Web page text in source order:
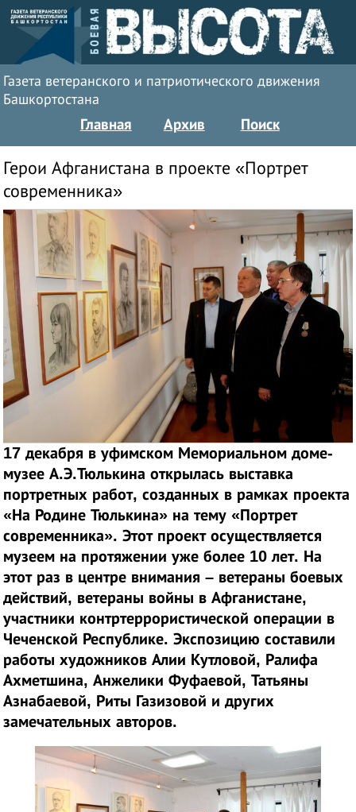
Газета ветеранского и патриотического движения
Башкортостана
Главная Архив Поиск
Герои Афганистана в проекте «Портрет
современника»
17 декабря в уфимском Мемориальном доме-
музее А.Э.Тюлькина открылась выставка
портретных работ, созданных в рамках проекта
«На Родине Тюлькина» на тему «Портрет
современника». Этот проект осуществляется
музеем на протяжении уже более 10 лет. На
этот раз в центре внимания – ветераны боевых
действий, ветераны войны в Афганистане,
участники контртеррористической операции в
Чеченской Республике. Экспозицию составили
работы художников Алии Кутловой, Ралифа
Ахметшина, Анжелики Фуфаевой, Татьяны
Азнабаевой, Риты Газизовой и других
замечательных авторов.